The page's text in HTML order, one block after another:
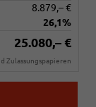
8.879,– €
26,1%
25.080,– €
Zulassungspapieren